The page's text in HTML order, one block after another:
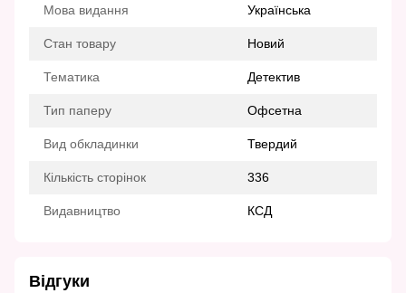
Мова видання Українська
Стан товару Новий
Тематика Детектив
Тип паперу Офсетна
Вид обкладинки Твердий
Кількість сторінок 336
Видавництво КСД
Відгуки